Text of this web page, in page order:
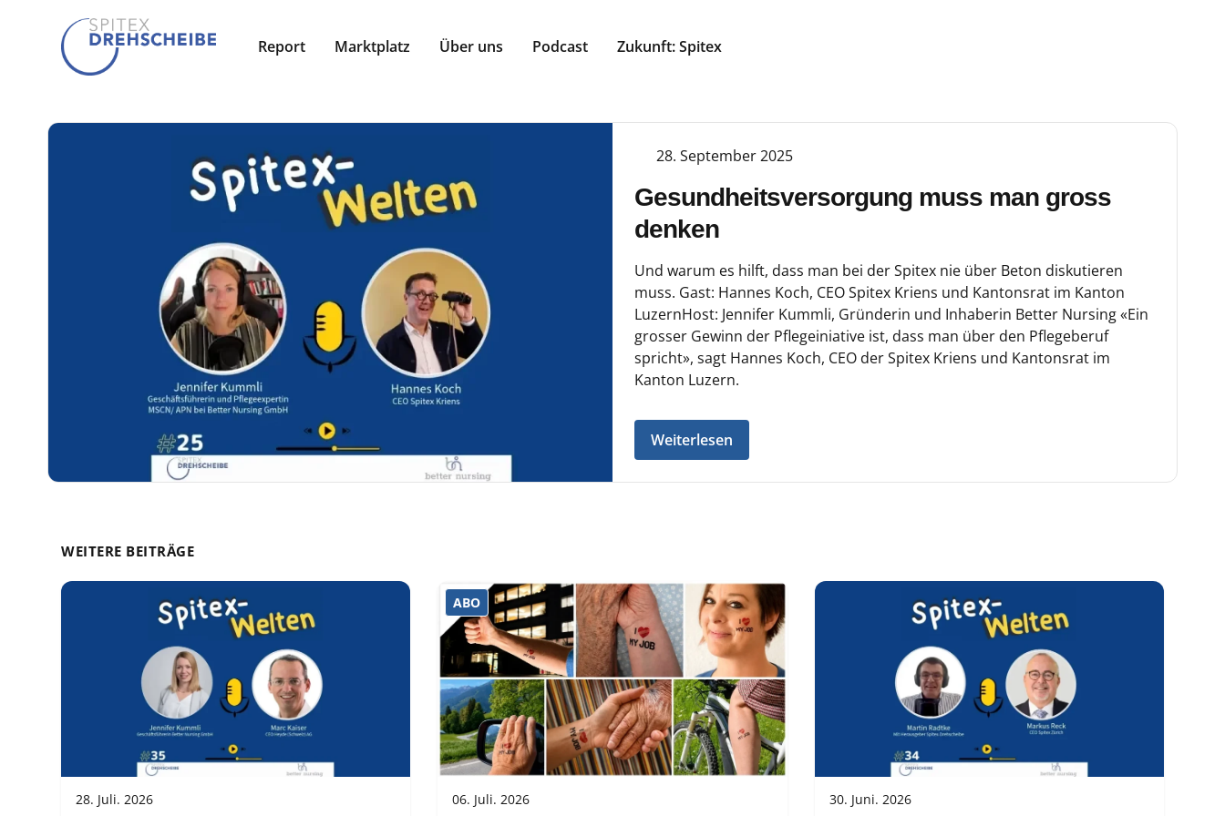
Report Marktplatz Über uns Podcast Zukunft: Spitex
28. September 2025
Gesundheitsversorgung muss man gross
denken
Und warum es hilft, dass man bei der Spitex nie über Beton diskutieren
muss. Gast: Hannes Koch, CEO Spitex Kriens und Kantonsrat im Kanton
LuzernHost: Jennifer Kummli, Gründerin und Inhaberin Better Nursing «Ein
grosser Gewinn der Pflegeiniative ist, dass man über den Pflegeberuf
spricht», sagt Hannes Koch, CEO der Spitex Kriens und Kantonsrat im
Kanton Luzern.
Weiterlesen
WEITERE BEITRÄGE
28. Juli. 2026
ABO
06. Juli. 2026 30. Juni. 2026